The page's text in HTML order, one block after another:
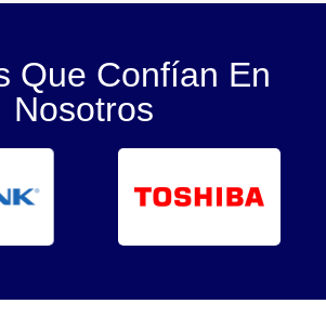
Que Confían En
Nosotros